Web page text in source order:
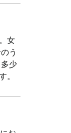
女
う
少
。